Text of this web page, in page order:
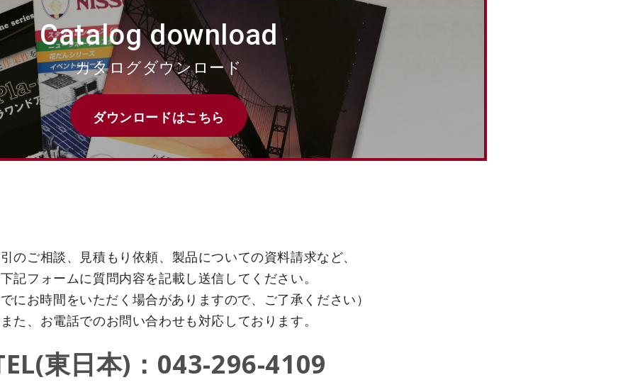
Catalog download
カタログダウンロード
ダウンロードはこちら
のご相談、見積もり依頼、製品についての資料請求など、
下記フォームに質問内容を記載し送信してください。
にお時間をいただく場合がありますので、ご了承ください）
また、お電話でのお問い合わせも対応しております。
東日本)：043-296-4109